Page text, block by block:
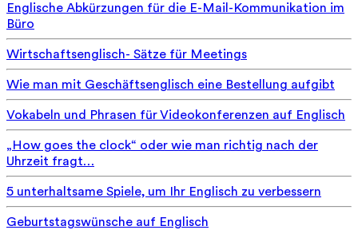
Englische Abkürzungen für die E-Mail-Kommunikation im
Büro
Wirtschaftsenglisch- Sätze für Meetings
Wie man mit Geschäftsenglisch eine Bestellung aufgibt
Vokabeln und Phrasen für Videokonferenzen auf Englisch
„How goes the clock“ oder wie man richtig nach der
Uhrzeit fragt…
5 unterhaltsame Spiele, um Ihr Englisch zu verbessern
Geburtstagswünsche auf Englisch